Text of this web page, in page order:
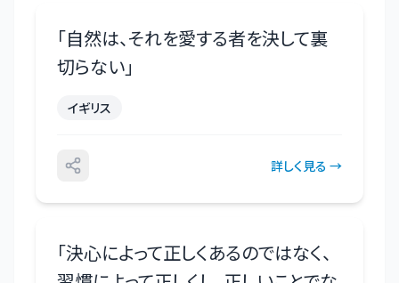
「自然は、それを愛する者を決して裏
切らない」
イギリス
詳しく見る →
「決心によって正しくあるのではなく、